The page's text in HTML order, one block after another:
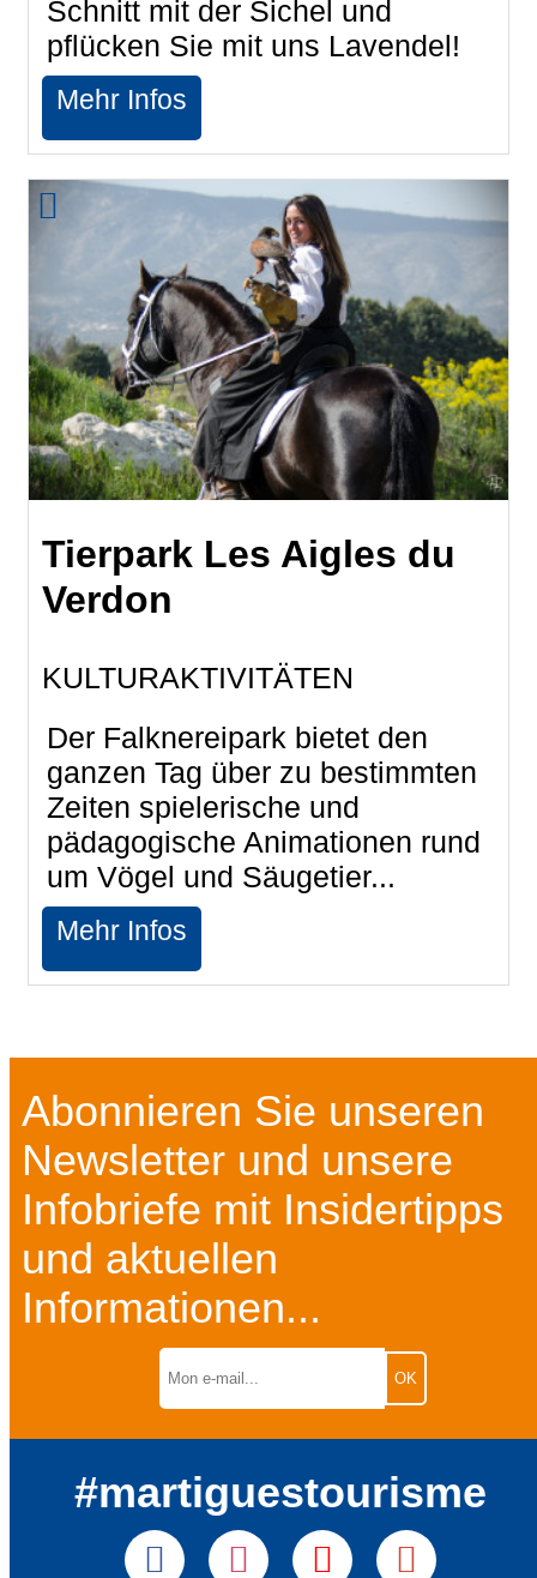
Schnitt mit der Sichel und
pflücken Sie mit uns Lavendel!
Mehr Infos
Tierpark Les Aigles du
Verdon
KULTURAKTIVITÄTEN
Der Falknereipark bietet den
ganzen Tag über zu bestimmten
Zeiten spielerische und
pädagogische Animationen rund
um Vögel und Säugetier...
Mehr Infos
Abonnieren Sie unseren
Newsletter und unsere
Infobriefe mit Insidertipps
und aktuellen
Informationen...
#martiguestourisme